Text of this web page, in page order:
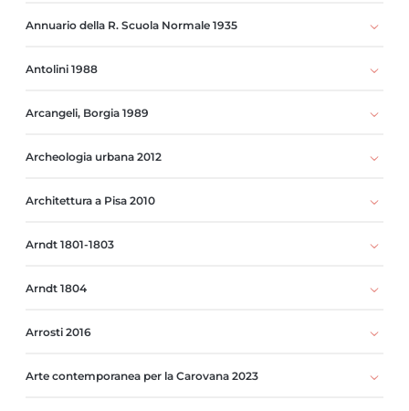
Annuario della R. Scuola Normale 1935
Antolini 1988
Arcangeli, Borgia 1989
Archeologia urbana 2012
Architettura a Pisa 2010
Arndt 1801-1803
Arndt 1804
Arrosti 2016
Arte contemporanea per la Carovana 2023